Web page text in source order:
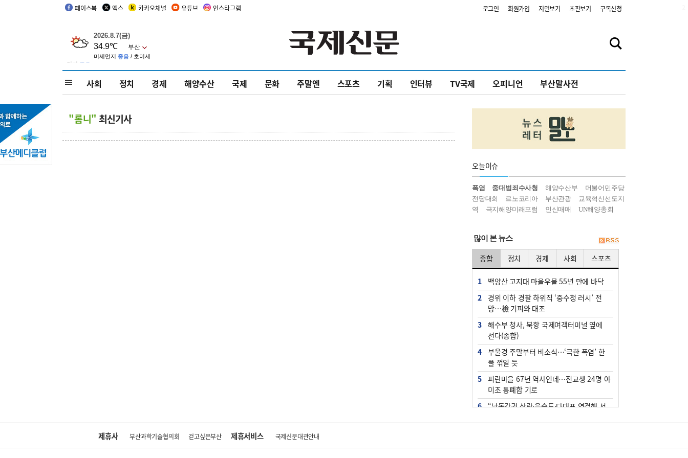
페이스북 엑스 카카오채널 유튜브 인스타그램 로그인 회원가입 지면보기 초판보기 구독신청
사회 정치 경제 해양수산 국제 문화 주말엔 스포츠 기획 인터뷰 TV국제 오피니언 부산말사전
"롬니" 최신기사
오늘이슈
폭염 중대범죄수사청 해양수산부
더불어민주당
전당대회
르노코리아 부산관광
교육혁신선도지
역
극지해양미래포럼 인신매매 UN해양총회
많이 본 뉴스
종합 정치 경제 사회 스포츠
1
백양산 고지대 마을우물 55년 만에 바닥
2
경위 이하 경찰 하위직 ‘중수청 러시’ 전
망…檢 기피와 대조
3
해수부 청사, 북항 국제여객터미널 옆에
선다(종합)
4
부울경 주말부터 비소식…‘극한 폭염’ 한
풀 꺾일 듯
5
피란마을 67년 역사인데…전교생 24명 아
미초 통폐합 기로
6
“낙동강권 삼락·을숙도·다대포 연결해 서
8
[사설] 해수부 신청사 북항으로 확정, 해양
제휴사 부산과학기술협의회 걷고싶은부산 제휴서비스 국제신문대관안내